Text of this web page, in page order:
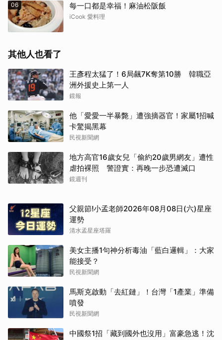
06 每一口都是幸福！麻油松阪飯
iCook 愛料理
其他人也看了
王彥程太猛了！6局飆7K奪第10勝 韓職亞
洲外援史上第一人
鏡報
他「愛愛一半暴斃」遭強摘器官！家屬1招喊
卡驚揭黑幕
民視新聞網
地方高官16歲女兒「偷約20歲男網友」遭性
虐拍裸照 警證實：再晚一步恐遭滅口
鏡週刊
父親節!小孟老師2026年08月08日(六)星座
運勢
清水孟星座塔羅
美女主播1句神分析毒油「藍白邏輯」：大家
能接受？
民視新聞網
馬斯克啟動「去紅鏈」！台灣「1產業」準備
噴發
民視新聞網
中國祭1招「藏到國外也沒用」富豪急逃！沈